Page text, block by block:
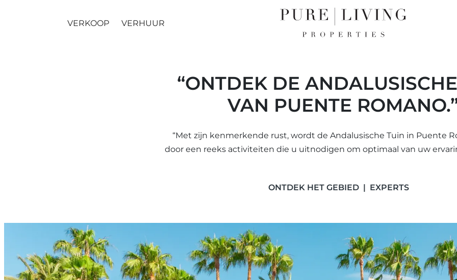
VERKOOP VERHUUR
“ONTDEK DE
VAN PUENTE
“Met zijn kenmerkende rust, wordt de Andalusische Tuin in Puente
door een reeks activiteiten die u uitnodigen om optimaal van uw
ONTDEK HET GEBIED EXPERTS